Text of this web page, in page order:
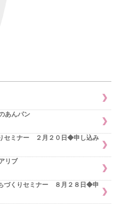
あんパン
セミナー ２月２０日◆申し込み
リブ
づくりセミナー ８月２８日◆申